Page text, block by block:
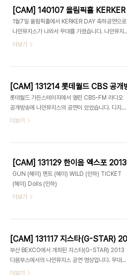
1월7일 올림픽홀에서 KERKER DAY 축하공연으로
나인뮤지스가 나와서 무대를 가졌습니다. 나인뮤지
스(경리) - GLUE 나인뮤지스(혜미) - DOLLS
더보기
롯데월드 가든스테이지에서 열린 CBS-FM 라디오
공개방송에 나인뮤지스의 공연이 있었습니다. 디지
털 싱글 글루(GLUE)와 올해 초 발매한 싱글앨범 수
세요. 1. 글루(GLUE) 2. MC인터뷰 등 3. 돌스
(Dolls)
더보기
GUN (혜미) 멘트 (혜미) WILD (민하) TICKET
(혜미) Dolls (민하)
더보기
부산 BEXCO에서 개최된 지스타(G-STAR) 2013
다음부스에서의 나인뮤지스 공연 영상입니다. 무대
여건상 GUN은 부르지 않았습니다. 네이버, 판도라
더보기